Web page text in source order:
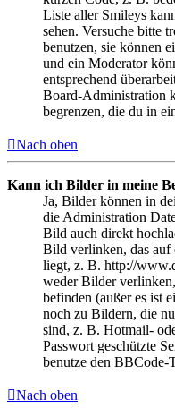
Liste aller Smileys
sehen. Versuche bitte
benutzen, sie können
und ein Moderator
entsprechend
Board-Administration
begrenzen, die du in
Nach oben
Kann ich Bilder in meine
Ja, Bilder können in
die Administration
Bild auch direkt
Bild verlinken, das auf
liegt, z. B. http://
weder Bilder
befinden (außer es ist
noch zu Bildern, die
sind, z. B. Hotmail-
Passwort geschützte
benutze den BBCode-
Nach oben